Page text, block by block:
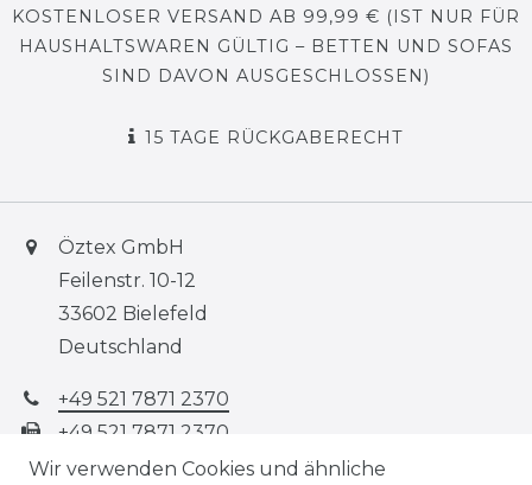
KOSTENLOSER VERSAND AB 99,99 € (IST NUR FÜR
HAUSHALTSWAREN GÜLTIG – BETTEN UND SOFAS
SIND DAVON AUSGESCHLOSSEN)
15 TAGE RÜCKGABERECHT
Öztex GmbH
Feilenstr. 10-12
33602 Bielefeld
Deutschland
+49 521 7871 2370
+49 521 7871 2370
info@ceyiz24.com
Wir verwenden Cookies und ähnliche